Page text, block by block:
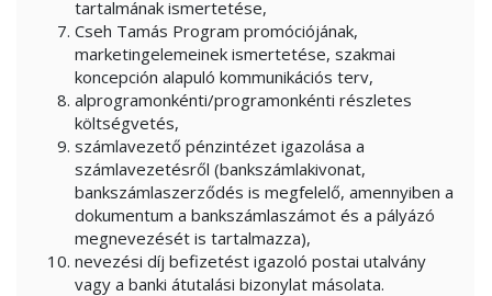
tartalmának ismertetése,
Cseh Tamás Program promóciójának,
marketingelemeinek ismertetése, szakmai
koncepción alapuló kommunikációs terv,
alprogramonkénti/programonkénti részletes
költségvetés,
számlavezető pénzintézet igazolása a
számlavezetésről (bankszámlakivonat,
bankszámlaszerződés is megfelelő, amennyiben a
dokumentum a bankszámlaszámot és a pályázó
megnevezését is tartalmazza),
nevezési díj befizetést igazoló postai utalvány
vagy a banki átutalási bizonylat másolata.